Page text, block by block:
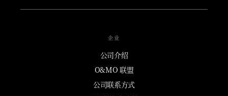
企业
公司介绍
O&MO 联盟
公司联系方式